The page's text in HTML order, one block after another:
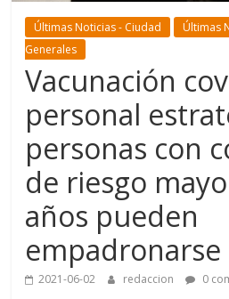
Últimas Noticias - Ciudad
Últimas
Generales
Vacunación
personal
personas con
de riesgo
años pueden
empadronarse
2021-06-02 redaccion 0